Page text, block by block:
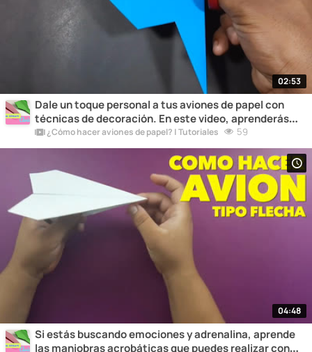
02:53
Dale un toque personal a tus aviones de papel con
técnicas de decoración. En este video, aprenderás
cómo añadir estilo y personalidad a tus creaciones.
¿Cómo hacer aviones de papel? | Tutoriales 59
04:48
Si estás buscando emociones y adrenalina, aprende
las maniobras acrobáticas que puedes realizar con